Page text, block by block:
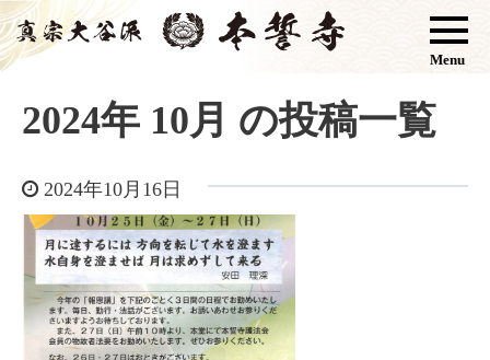
Menu
2024年 10月 の投稿一覧
2024年10月16日